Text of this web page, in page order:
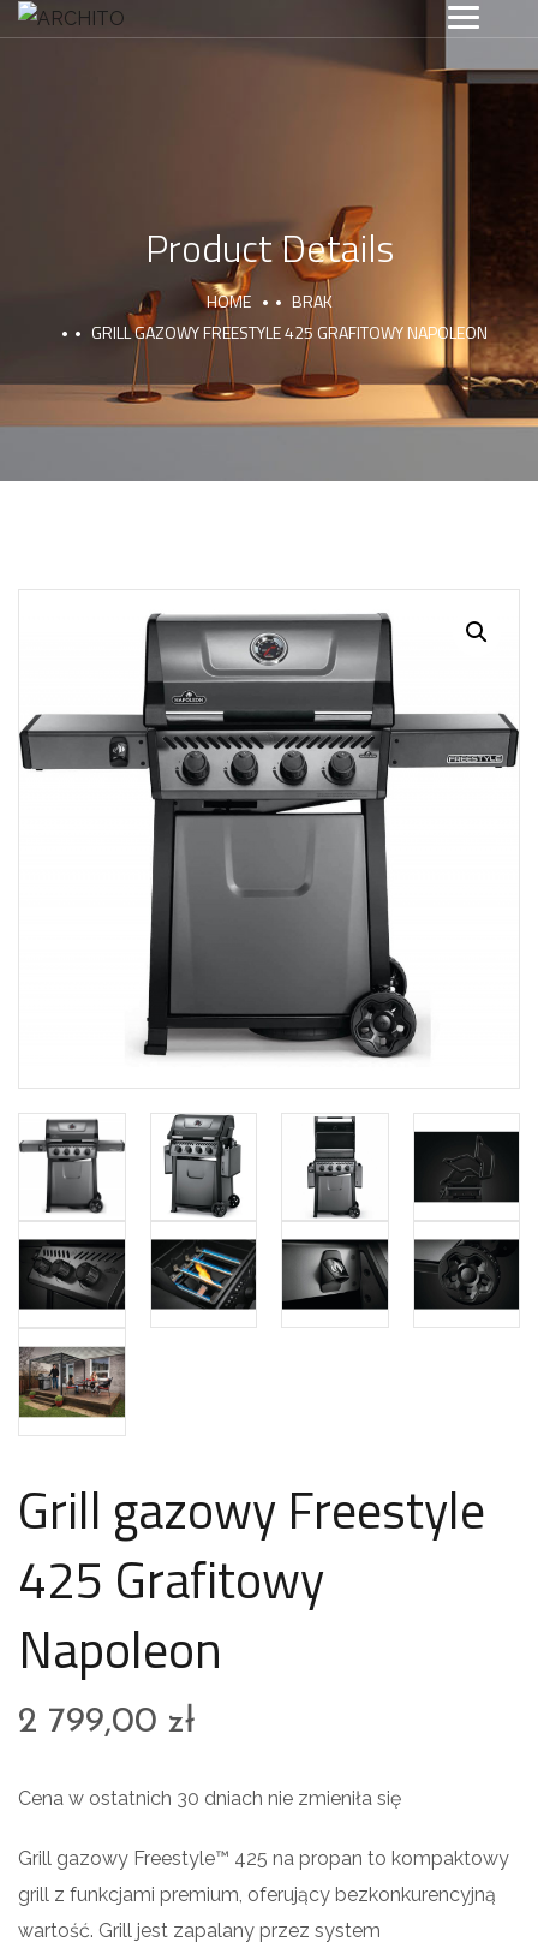
Product Details
HOME
BRAK
GRILL GAZOWY FREESTYLE 425 GRAFITOWY NAPOLEON
Grill gazowy Freestyle
425 Grafitowy
Napoleon
2 799,00 zł
Cena w ostatnich 30 dniach nie zmieniła się
Grill gazowy Freestyle™ 425 na propan to kompaktowy
grill z funkcjami premium, oferujący bezkonkurencyjną
wartość. Grill jest zapalany przez system